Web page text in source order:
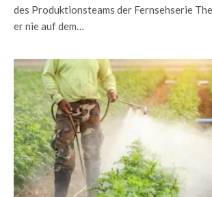
des Produktionsteams der Fernsehserie
er nie auf dem…